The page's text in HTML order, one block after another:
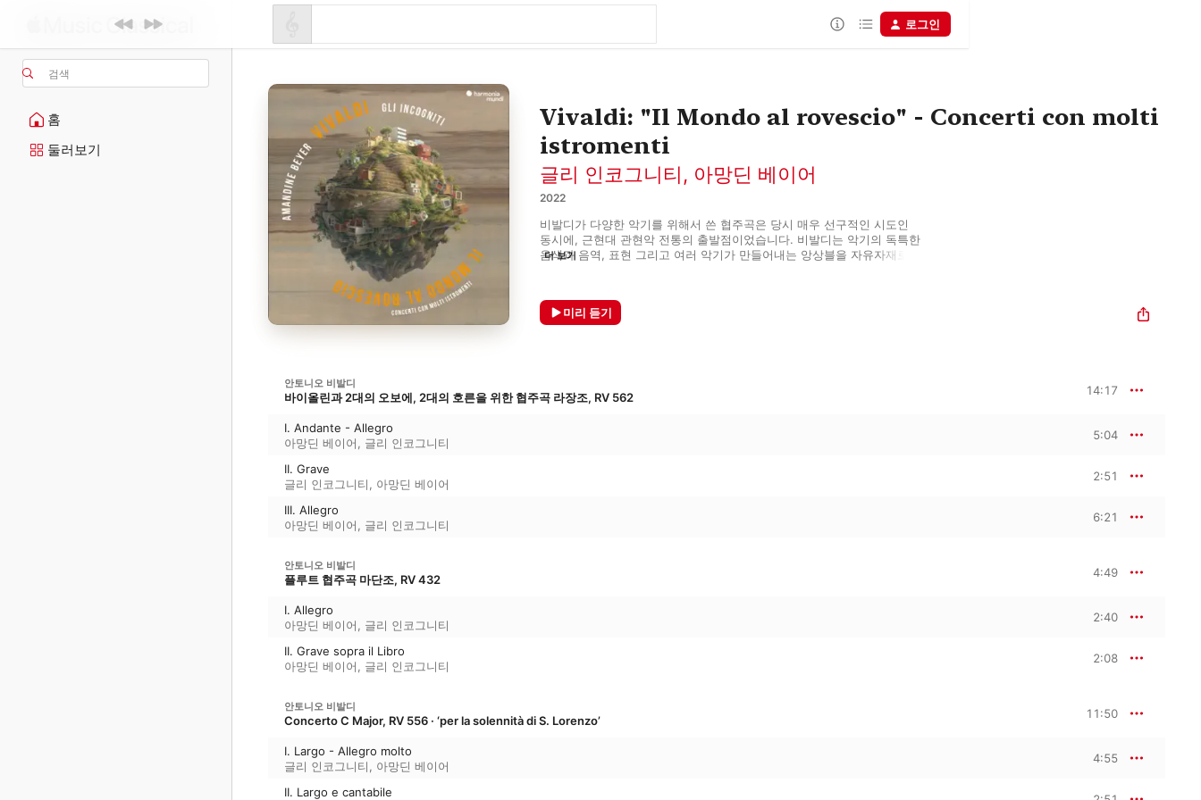
검색
홈
둘러보기
로그인
Vivaldi: "Il Mondo al rovescio" - Concerti con molti
istromenti
글리 인코그니티, 아망딘 베이어
2022
비발디가 다양한 악기를 위해서 쓴 협주곡은 당시 매우 선구적인 시도인
동시에, 근현대 관현악 전통의 출발점이었습니다. 비발디는 악기의 독특한
음색과 음역, 표현 그리고 여러 악기가 만들어내는 앙상블을 자유자재로
작품에 담긴 현대적 면모와 파격을 시대 악기 앙상블로 멋지게 구현한
앨범입니다.
더 보기
미리 듣기
안토니오 비발디
바이올린과 2대의 오보에, 2대의 호른을 위한 협주곡 라장조, RV 562 14:17
I. Andante - Allegro
아망딘 베이어 , 글리 인코그니티
5:04
II. Grave
글리 인코그니티 , 아망딘 베이어
2:51
III. Allegro
아망딘 베이어 , 글리 인코그니티
6:21
안토니오 비발디
플루트 협주곡 마단조, RV 432 4:49
I. Allegro
아망딘 베이어 , 글리 인코그니티
2:40
II. Grave sopra il Libro
아망딘 베이어 , 글리 인코그니티
2:08
안토니오 비발디
Concerto C Major, RV 556 · ‘per la solennità di S. Lorenzo’ 11:50
I. Largo - Allegro molto
글리 인코그니티 , 아망딘 베이어
4:55
II. Largo e cantabile